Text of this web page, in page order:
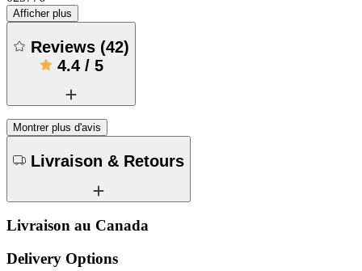
Afficher plus
Reviews (42)
4.4/ 5
Montrer plus d'avis
Livraison & Retours
Livraison au Canada
Delivery Options